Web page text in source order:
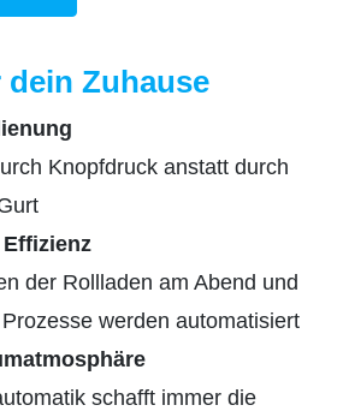
Zuhause
Knopfdruck anstatt durch
der Rollladen am Abend und
werden automatisiert
schafft immer die